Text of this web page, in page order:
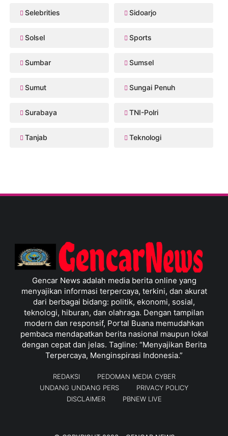
Selebrities Sidoarjo
Solsel Sports
Sumbar Sumsel
Sumut Sungai Penuh
Surabaya TNI-Polri
Tanjab Teknologi
Gencar News adalah media berita online yang
menyajikan informasi terpercaya, terkini, dan akurat
dari berbagai bidang: politik, ekonomi, sosial,
teknologi, hiburan, dan olahraga. Dengan tampilan
modern dan responsif, Portal Buana memudahkan
pembaca mendapatkan berita nasional maupun lokal
dengan cepat dan jelas. Tagline: “Menyajikan Berita
Terpercaya, Menginspirasi Indonesia.”
REDAKSI
PEDOMAN MEDIA CYBER
UNDANG UNDANG PERS
PRIVACY POLICY
DISCLAIMER
PBNEW LIVE